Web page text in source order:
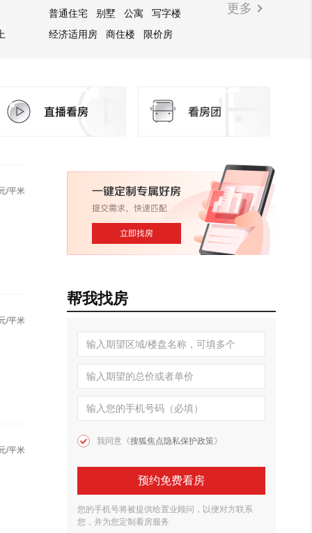
普通住宅 别墅 公寓
写字楼
经济适用房
商住楼
限价房
更多
/平米
/平米
/平米
帮我找房
我同意《搜狐焦点隐私保护政策》
预约免费看房
您的手机号将被提供给置业顾问，以便对方联系
您，并为您定制看房服务